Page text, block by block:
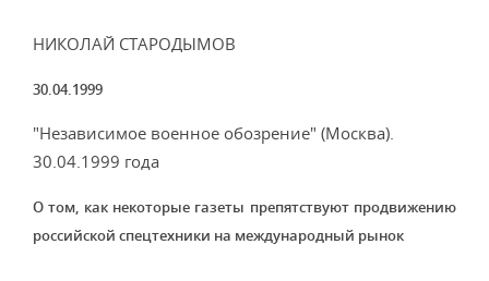
НИКОЛАЙ СТАРОДЫМОВ
30.04.1999
"Независимое военное обозрение" (Москва).
30.04.1999 года
О том, как некоторые газеты препятствуют продвижению
российской спецтехники на международный рынок